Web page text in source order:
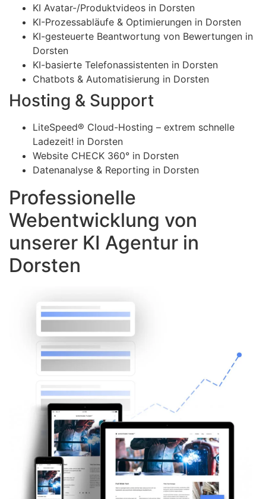
KI Avatar-/Produktvideos in Dorsten
KI-Prozessabläufe & Optimierungen in Dorsten
KI-gesteuerte Beantwortung von Bewertungen in
Dorsten
KI-basierte Telefonassistenten in Dorsten
Chatbots & Automatisierung in Dorsten
Hosting & Support
LiteSpeed® Cloud-Hosting – extrem schnelle
Ladezeit! in Dorsten
Website CHECK 360° in Dorsten
Datenanalyse & Reporting in Dorsten
Professionelle
Webentwicklung von
unserer KI Agentur in
Dorsten